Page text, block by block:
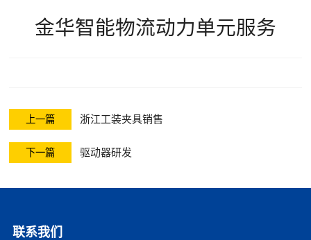
金华智能物流动力单元服务
上一篇 浙江工装夹具销售
下一篇 驱动器研发
联系我们
机器人减速器
人形机器人模组
精密伺服压力机
图纸下载
工装夹具